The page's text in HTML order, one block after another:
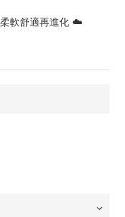
軟舒適再進化 ☁️